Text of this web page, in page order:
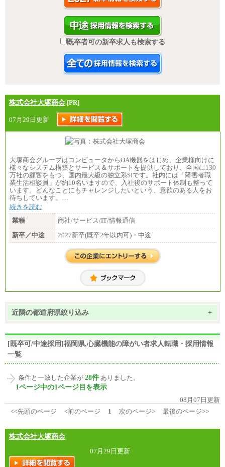
既卒者可の新卒求人も検索する
株式会社大塚商会 [PR]
07月29日更新
大塚商会グループはコンピュータからOA機器をはじめ、企業様向けに
様々なシステム構築とサービス＆サポートを提供しており、全国に130
万社の顧客をもつ、国内最大級の独立系SIです。社内には「障害者職
業生活相談員」が約10名いますので、入社後のサポート体制も整って
います。どんなことにもチャレンジしたいという、意欲のある人をお
待ちしています。…
続きを読む
業種
商社/サービス/IT/情報通信
新卒／中途
2027新卒(既卒2年以内可)・中途
近隣の都道府県絞り込み +
[既卒可/中途採用]福岡県,心臓機能の障がい者求人転職・採用情報
一覧
条件と一致した企業が 28件 ありました。
1ページ中の1ページ目を表示
08月07日更新
<<先頭のページ
<前のページ 1 次のページ> 最後のページ>>
株式会社大塚商会
07月29日更新